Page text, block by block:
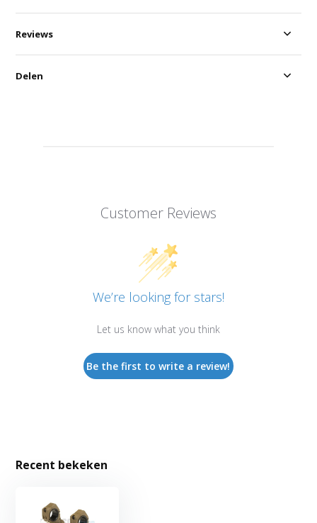
Customer Reviews
We’re looking for stars!
Let us know what you think
Be the first to write a review!
Reviews
Delen
Recent bekeken